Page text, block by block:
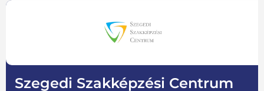
Szegedi Szakképzési Centrum